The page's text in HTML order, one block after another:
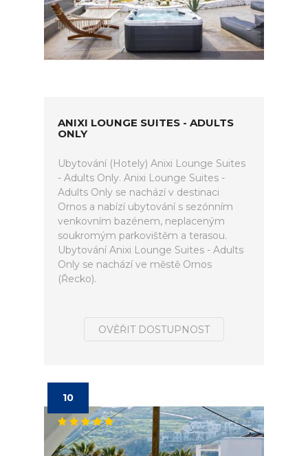
ANIXI LOUNGE SUITES - ADULTS
ONLY
Ubytování (Hotely) Anixi Lounge Suites
- Adults Only. Anixi Lounge Suites -
Adults Only se nachází v destinaci
Ornos a nabízí ubytování s sezónním
venkovním bazénem, neplaceným
soukromým parkovištěm a terasou.
Ubytování Anixi Lounge Suites - Adults
Only se nachází ve městě Ornos
(Řecko).
OVĚŘIT DOSTUPNOST
10